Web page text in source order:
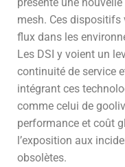
mesh. Ces
flux dans les
Les DSI y voient un
continuité de service
intégrant ces
comme celui de
performance et coût
l’exposition aux
obsolètes.